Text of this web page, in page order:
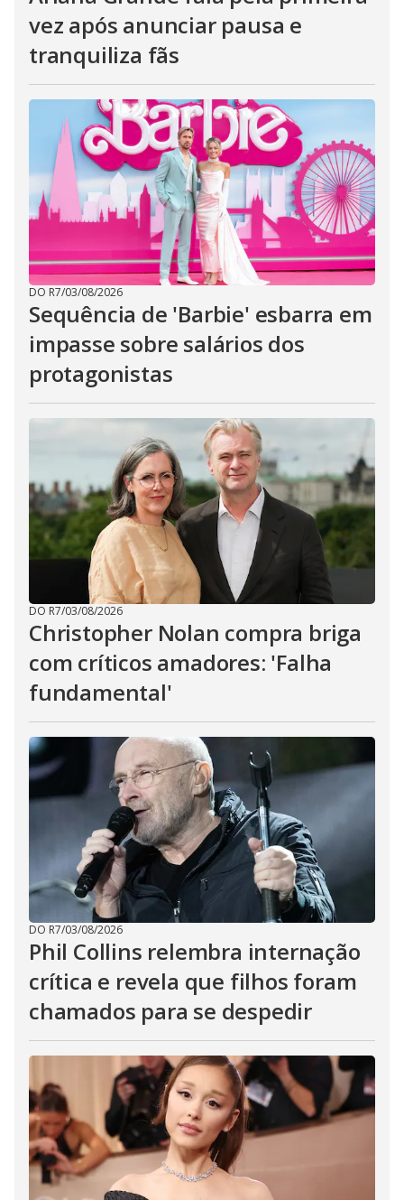
vez após anunciar pausa e
tranquiliza fãs
DO R7/03/08/2026
Sequência de 'Barbie' esbarra em
impasse sobre salários dos
protagonistas
DO R7/03/08/2026
Christopher Nolan compra briga
com críticos amadores: 'Falha
fundamental'
DO R7/03/08/2026
Phil Collins relembra internação
crítica e revela que filhos foram
chamados para se despedir